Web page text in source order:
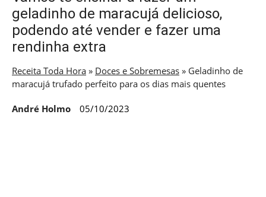
geladinho de maracujá delicioso,
podendo até vender e fazer uma
rendinha extra
Receita Toda Hora » Doces e Sobremesas » Geladinho de
maracujá trufado perfeito para os dias mais quentes
André Holmo 05/10/2023